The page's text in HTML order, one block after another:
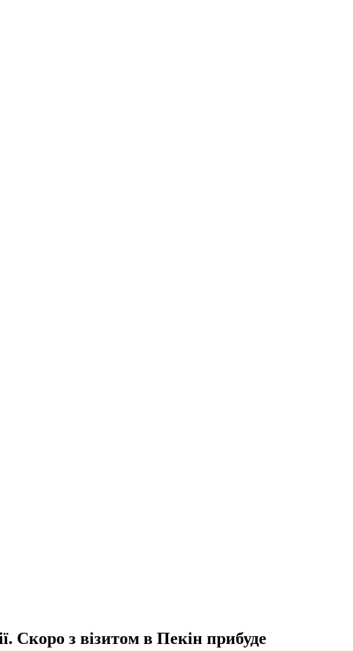
Скоро з візитом в Пекін прибуде